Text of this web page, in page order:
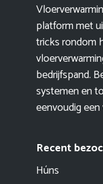
platform met
tricks rondom
bedrijfspand.
systemen en
eenvoudig
Recent
Húns